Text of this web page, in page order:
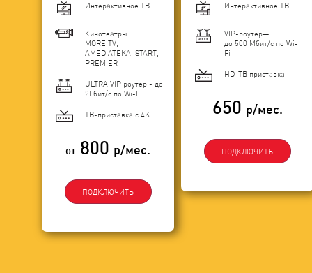
Интерактивное ТВ
Кинотеатры:
MORE.TV,
AMEDIATEKA, START,
PREMIER
ULTRA VIP роутер - до
2Гбит/c по Wi-Fi
ТВ-приставка с 4K
от 800 р/мес.
ПОДКЛЮЧИТЬ
Интерактивное ТВ
VIP-роутер—
до 500 Мбит/с по Wi-
Fi
HD-ТВ приставка
650 р/мес.
ПОДКЛЮЧИТЬ